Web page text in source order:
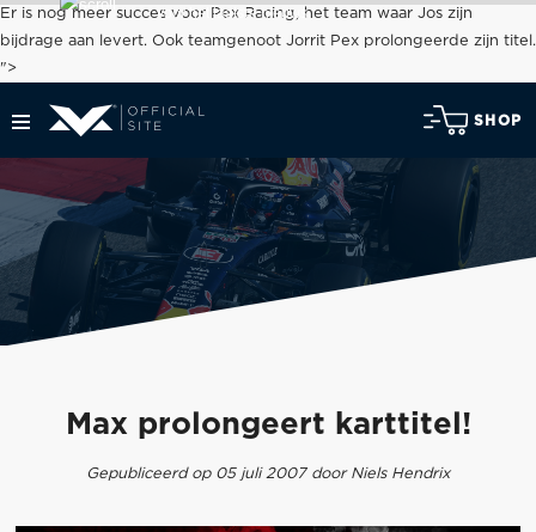
Er is nog meer succes voor Pex Racing, het team waar Jos zijn
bijdrage aan levert. Ook teamgenoot Jorrit Pex prolongeerde zijn titel.
">
SHOP
voor het laatste nieuws
Max prolongeert karttitel!
Gepubliceerd op 05 juli 2007 door Niels Hendrix